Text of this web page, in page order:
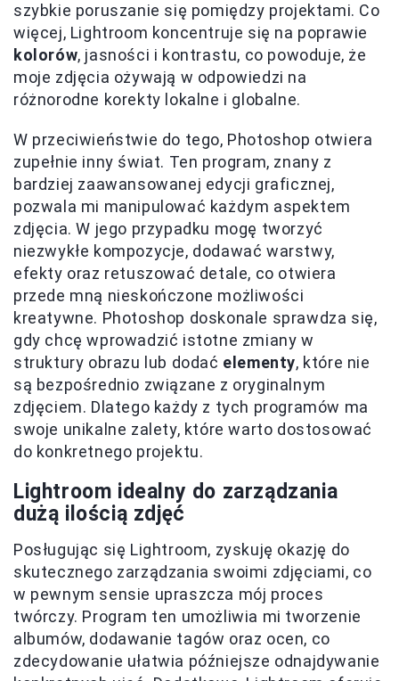
szybkie poruszanie się pomiędzy projektami. Co
więcej, Lightroom koncentruje się na poprawie
kolorów, jasności i kontrastu, co powoduje, że
moje zdjęcia ożywają w odpowiedzi na
różnorodne korekty lokalne i globalne.
W przeciwieństwie do tego, Photoshop otwiera
zupełnie inny świat. Ten program, znany z
bardziej zaawansowanej edycji graficznej,
pozwala mi manipulować każdym aspektem
zdjęcia. W jego przypadku mogę tworzyć
niezwykłe kompozycje, dodawać warstwy,
efekty oraz retuszować detale, co otwiera
przede mną nieskończone możliwości
kreatywne. Photoshop doskonale sprawdza się,
gdy chcę wprowadzić istotne zmiany w
struktury obrazu lub dodać elementy, które nie
są bezpośrednio związane z oryginalnym
zdjęciem. Dlatego każdy z tych programów ma
swoje unikalne zalety, które warto dostosować
do konkretnego projektu.
Lightroom idealny do zarządzania
dużą ilością zdjęć
Posługując się Lightroom, zyskuję okazję do
skutecznego zarządzania swoimi zdjęciami, co
w pewnym sensie upraszcza mój proces
twórczy. Program ten umożliwia mi tworzenie
albumów, dodawanie tagów oraz ocen, co
zdecydowanie ułatwia późniejsze odnajdywanie